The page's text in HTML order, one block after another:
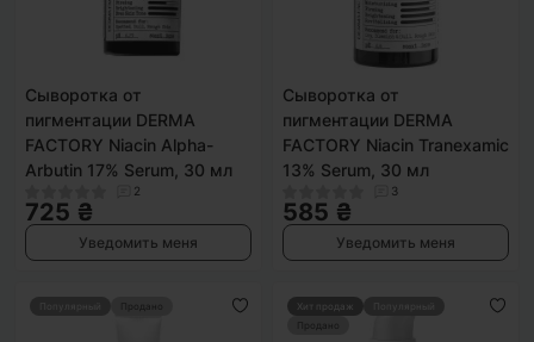
Сыворотка от
пигментации DERMA
FACTORY Niacin Alpha-
Arbutin 17% Serum, 30 мл
2
725 ₴
Уведомить меня
Сыворотка от
пигментации DERMA
FACTORY Niacin Tranexamic
13% Serum, 30 мл
3
585 ₴
Уведомить меня
Продано Хит продаж
Продано